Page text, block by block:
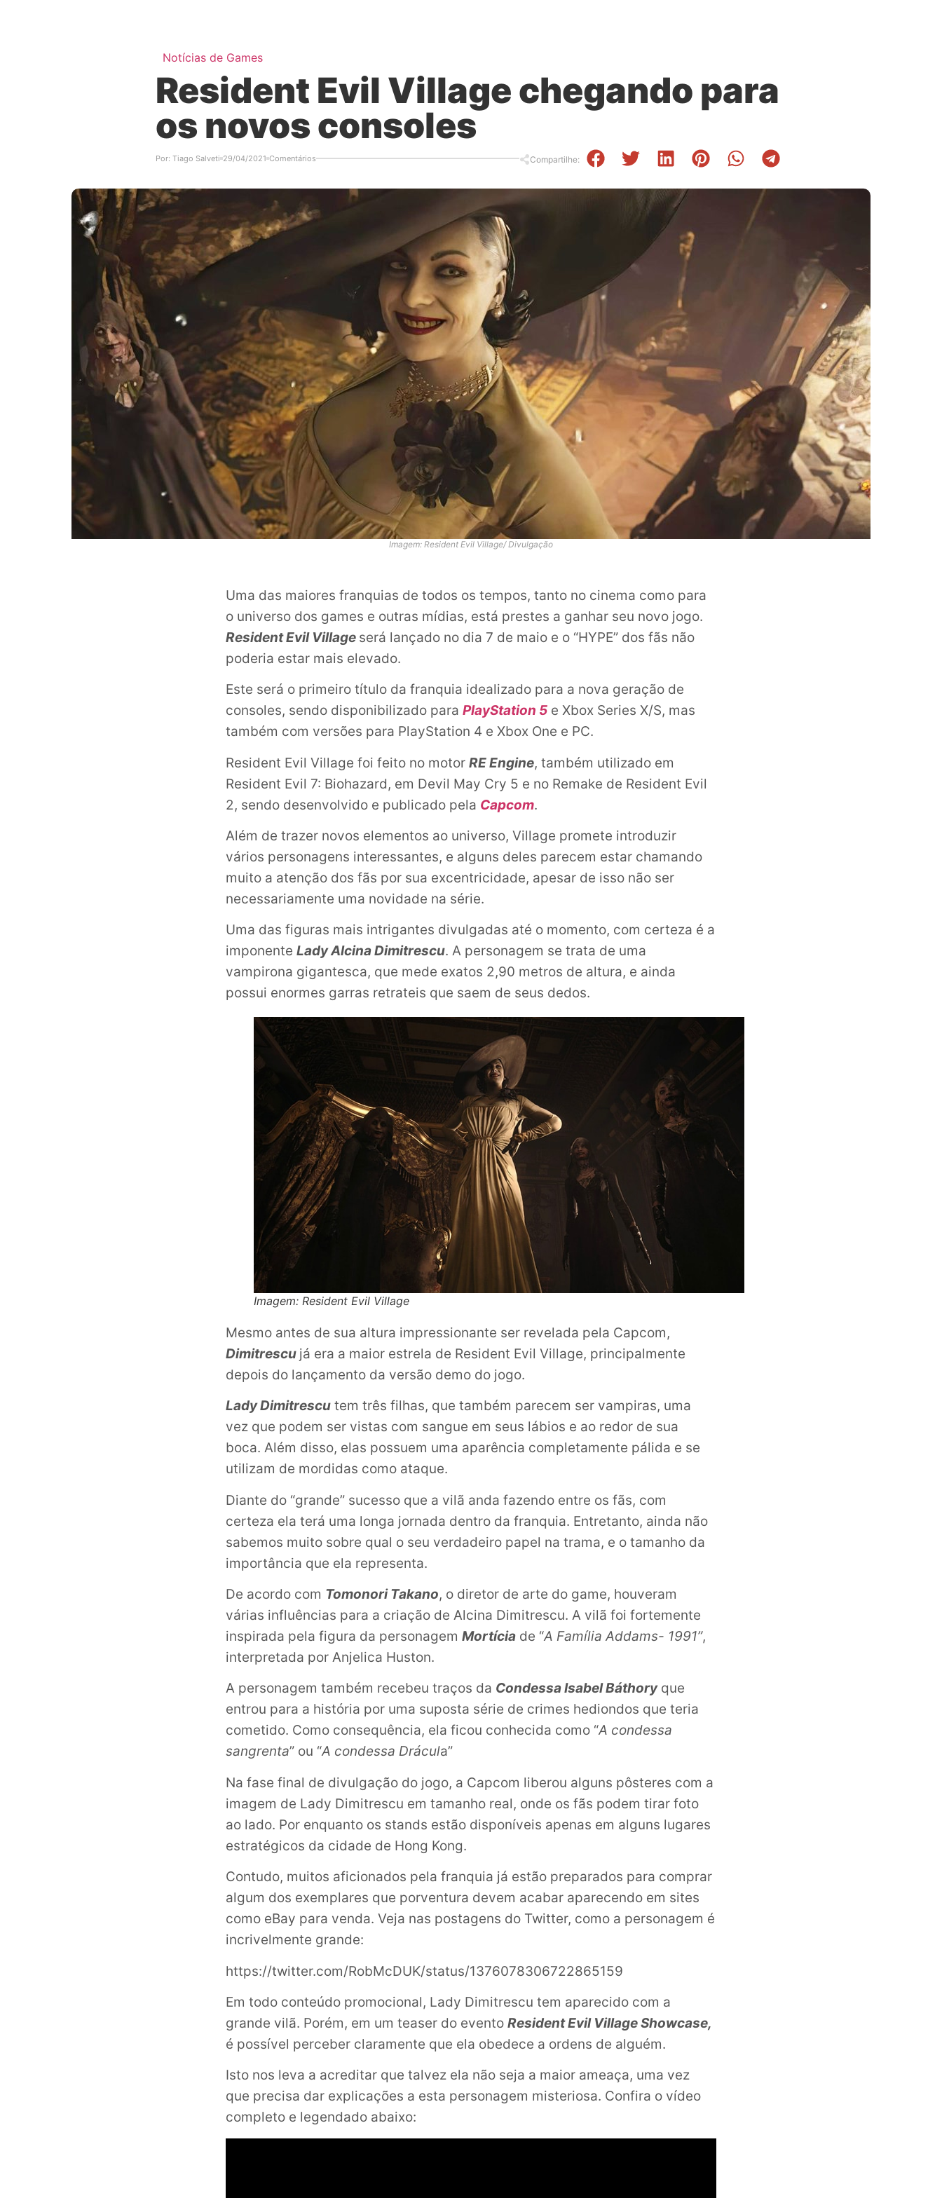
Notícias de Games
Resident Evil Village chegando para
os novos consoles
Por: Tiago Salveti 29/04/2021 Comentários Compartilhe:
Imagem: Resident Evil Village/ Divulgação
Uma das maiores franquias de todos os tempos, tanto no cinema como para
o universo dos games e outras mídias, está prestes a ganhar seu novo jogo.
Resident Evil Village será lançado no dia 7 de maio e o “HYPE” dos fãs não
poderia estar mais elevado.
Este será o primeiro título da franquia idealizado para a nova geração de
consoles, sendo disponibilizado para PlayStation 5 e Xbox Series X/S, mas
também com versões para PlayStation 4 e Xbox One e PC.
Resident Evil Village foi feito no motor RE Engine, também utilizado em
Resident Evil 7: Biohazard, em Devil May Cry 5 e no Remake de Resident Evil
2, sendo desenvolvido e publicado pela Capcom.
Além de trazer novos elementos ao universo, Village promete introduzir
vários personagens interessantes, e alguns deles parecem estar chamando
muito a atenção dos fãs por sua excentricidade, apesar de isso não ser
necessariamente uma novidade na série.
Uma das figuras mais intrigantes divulgadas até o momento, com certeza é a
imponente Lady Alcina Dimitrescu. A personagem se trata de uma
vampirona gigantesca, que mede exatos 2,90 metros de altura, e ainda
possui enormes garras retrateis que saem de seus dedos.
Imagem: Resident Evil Village
Mesmo antes de sua altura impressionante ser revelada pela Capcom,
Dimitrescu já era a maior estrela de Resident Evil Village, principalmente
depois do lançamento da versão demo do jogo.
Lady Dimitrescu tem três filhas, que também parecem ser vampiras, uma
vez que podem ser vistas com sangue em seus lábios e ao redor de sua
boca. Além disso, elas possuem uma aparência completamente pálida e se
utilizam de mordidas como ataque.
Diante do “grande” sucesso que a vilã anda fazendo entre os fãs, com
certeza ela terá uma longa jornada dentro da franquia. Entretanto, ainda não
sabemos muito sobre qual o seu verdadeiro papel na trama, e o tamanho da
importância que ela representa.
De acordo com Tomonori Takano, o diretor de arte do game, houveram
várias influências para a criação de Alcina Dimitrescu. A vilã foi fortemente
inspirada pela figura da personagem Mortícia de “A Família Addams- 1991”,
interpretada por Anjelica Huston.
A personagem também recebeu traços da Condessa Isabel Báthoryque
entrou para a história por uma suposta série de crimes hediondos que teria
cometido. Como consequência, ela ficou conhecida como “A condessa
sangrenta” ou “A condessa Drácula”
Na fase final de divulgação do jogo, a Capcom liberou alguns pôsteres com a
imagem de Lady Dimitrescu em tamanho real, onde os fãs podem tirar foto
ao lado. Por enquanto os stands estão disponíveis apenas em alguns lugares
estratégicos da cidade de Hong Kong.
Contudo, muitos aficionados pela franquia já estão preparados para comprar
algum dos exemplares que porventura devem acabar aparecendo em sites
como eBay para venda. Veja nas postagens do Twitter, como a personagem é
incrivelmente grande:
https://twitter.com/RobMcDUK/status/1376078306722865159
Em todo conteúdo promocional, Lady Dimitrescu tem aparecido com a
grande vilã. Porém, em um teaser do evento Resident Evil Village Showcase,
é possível perceber claramente que ela obedece a ordens de alguém.
Isto nos leva a acreditar que talvez ela não seja a maior ameaça, uma vez
que precisa dar explicações a esta personagem misteriosa. Confira o vídeo
completo e legendado abaixo: